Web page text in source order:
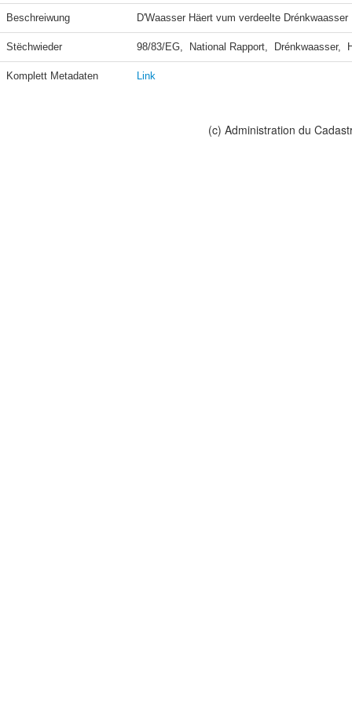
Beschreiwung D'Waasser Häert vum verdeelte Drénkwaasser
Stëchwieder 98/83/EG,  National Rapport,  Drénkwaasser,
Komplett Metadaten Link
(c) Administration du